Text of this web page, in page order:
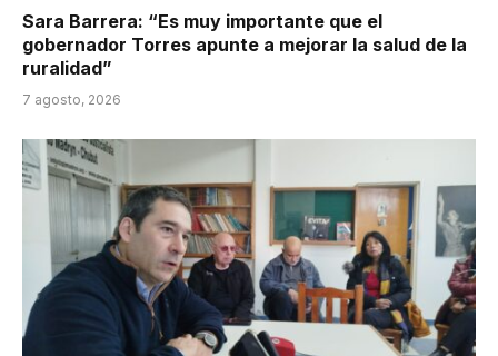
Sara Barrera: “Es muy importante que el
gobernador Torres apunte a mejorar la salud de la
ruralidad”
7 agosto, 2026